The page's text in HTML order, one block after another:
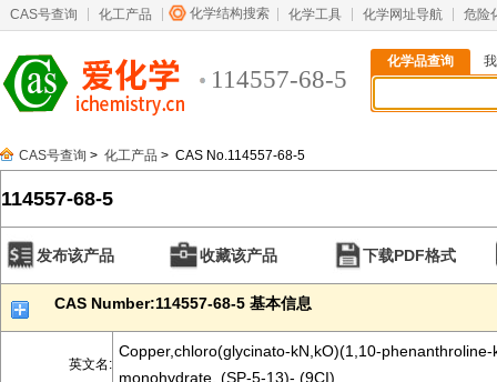
CAS号查询 化工产品 化学结构搜索 化学工具 化学网址导航 危险
114557-68-5
化学品查询
CAS号查询 > 化工产品 > CAS No.114557-68-5
114557-68-5
发布该产品 收藏该产品 下载PDF格式
CAS Number:114557-68-5 基本信息
英文名:
Copper,chloro(glycinato-kN,kO)(1,10-phenanthroline-
monohydrate, (SP-5-13)- (9CI)